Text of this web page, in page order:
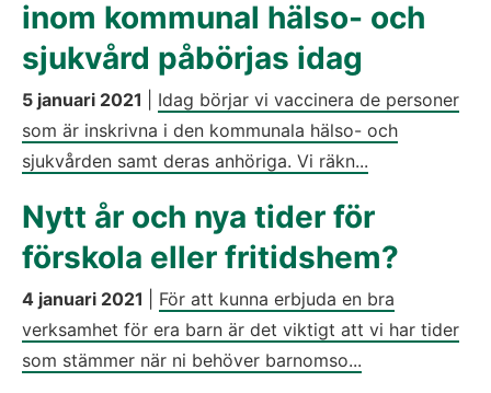
inom kommunal hälso- och
sjukvård påbörjas idag
5 januari 2021
Idag börjar vi vaccinera de personer
som är inskrivna i den kommunala hälso- och
sjukvården samt deras anhöriga. Vi räkn...
Nytt år och nya tider för
förskola eller fritidshem?
4 januari 2021
För att kunna erbjuda en bra
verksamhet för era barn är det viktigt att vi har tider
som stämmer när ni behöver barnomso...